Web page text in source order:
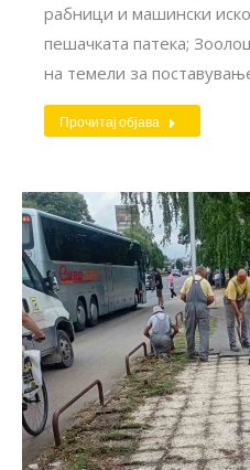
рабници и машински
пешачката патека;
на темели за
Прочитај објава